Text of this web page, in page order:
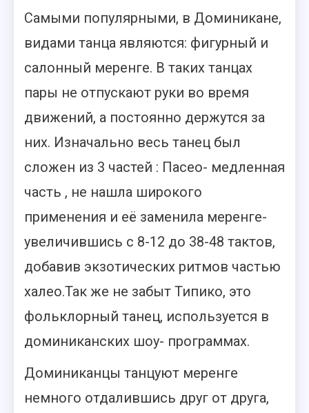
Самыми популярными, в Доминикане,
видами танца являются: фигурный и
салонный меренге. В таких танцах
пары не отпускают руки во время
движений, а постоянно держутся за
них. Изначально весь танец был
сложен из 3 частей : Пасео- медленная
часть , не нашла широкого
применения и её заменила меренге-
увеличившись с 8-12 до 38-48 тактов,
добавив экзотических ритмов частью
халео.Так же не забыт Типико, это
фольклорный танец, используется в
доминиканских шоу- программах.
Доминиканцы танцуют меренге
немного отдалившись друг от друга,